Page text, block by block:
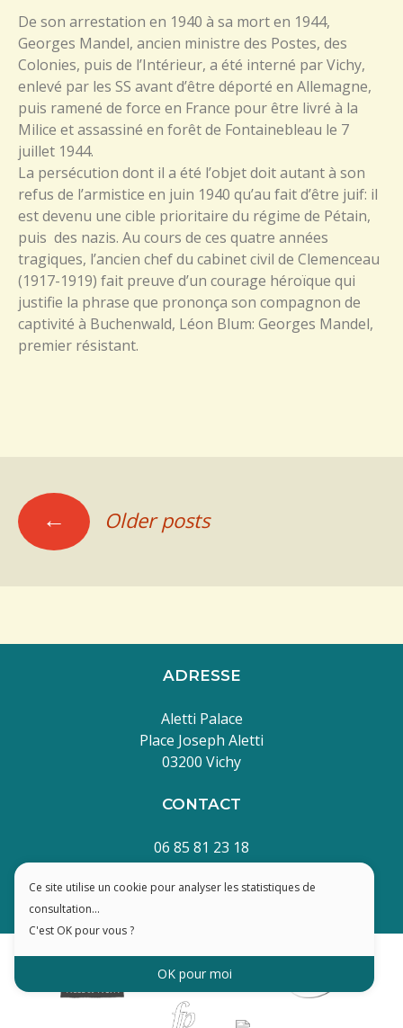
Ce site utilise un cookie pour analyser les statistiques de
consultation...
C'est OK pour vous ?
OK pour moi
De son arrestation en 1940 à sa mort en 1944,
Georges Mandel, ancien ministre des Postes, des
Colonies, puis de l’Intérieur, a été interné par Vichy,
enlevé par les SS avant d’être déporté en Allemagne,
puis ramené de force en France pour être livré à la
Milice et assassiné en forêt de Fontainebleau le 7
juillet 1944.
La persécution dont il a été l’objet doit autant à son
refus de l’armistice en juin 1940 qu’au fait d’être juif: il
est devenu une cible prioritaire du régime de Pétain,
puis des nazis. Au cours de ces quatre années
tragiques, l’ancien chef du cabinet civil de Clemenceau
(1917-1919) fait preuve d’un courage héroïque qui
justifie la phrase que prononça son compagnon de
captivité à Buchenwald, Léon Blum: Georges Mandel,
premier résistant.
Posts
navigation
← Older posts
ADRESSE
Aletti Palace
Place Joseph Aletti
03200 Vichy
CONTACT
06 85 81 23 18
contact@cierv-vichy.fr
Mentions Légales